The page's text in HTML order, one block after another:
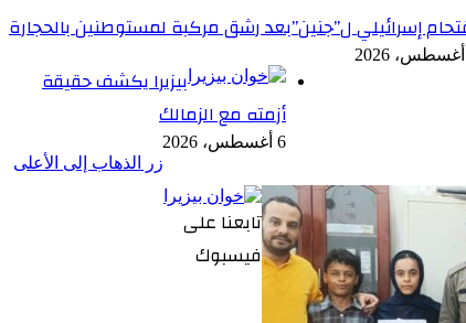
إسرائيلي ل”جنين”بعد رشق مركبة لمستوطنين بالحجارة
بيزيرا يكشف حقيقة
أزمته مع الزمالك
6 أغسطس، 2026
تابعنا على
فيسبوك
زر الذهاب إلى الأعلى